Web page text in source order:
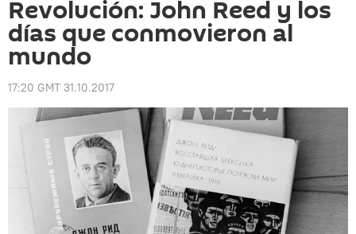
Revolución: John Reed y los
días que conmovieron al
mundo
17:20 GMT 31.10.2017